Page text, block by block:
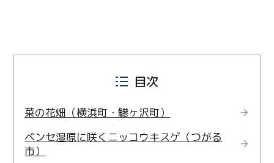
目次
菜の花畑（横浜町・鰺ヶ沢町）
ベンセ湿原に咲くニッコウキスゲ（つがる
市）